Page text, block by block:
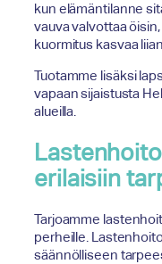
kun elämäntilanne
vauva valvottaa
kuormitus kasvaa
Tuotamme lisäksi
vapaan sijaistusta
alueilla.
erilaisiin
Tarjoamme
perheille.
säännölliseen